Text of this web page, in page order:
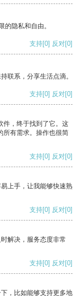
隐私和自由。
支持[0] 反对[0]
联系，分享生活点滴。
支持[0] 反对[0]
件，终于找到了它。这
所有需求。操作也很简
支持[0] 反对[0]
上手，让我能够快速熟
支持[0] 反对[0]
解决，服务态度非常
支持[0] 反对[0]
，比如能够支持更多地